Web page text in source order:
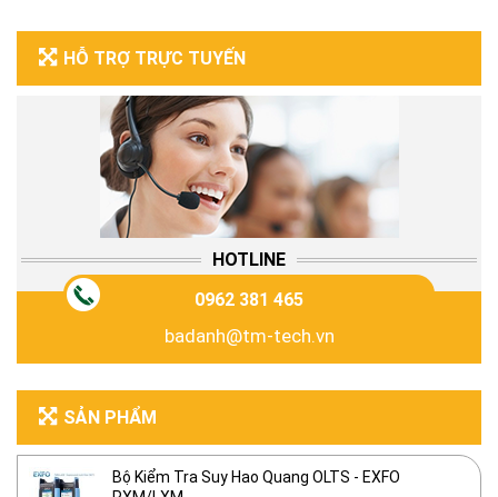
HỖ TRỢ TRỰC TUYẾN
HOTLINE
0962 381 465
badanh@tm-tech.vn
SẢN PHẨM
Bộ Kiểm Tra Suy Hao Quang OLTS - EXFO